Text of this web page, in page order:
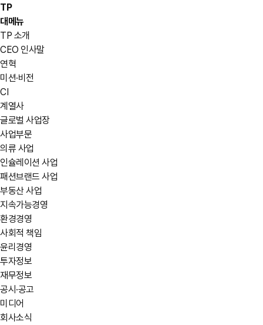
TP
대메뉴
TP 소개
CEO 인사말
연혁
미션·비전
CI
계열사
글로벌 사업장
사업부문
의류 사업
인슐레이션 사업
패션브랜드 사업
부동산 사업
지속가능경영
환경경영
사회적 책임
윤리경영
투자정보
재무정보
공시·공고
미디어
회사소식